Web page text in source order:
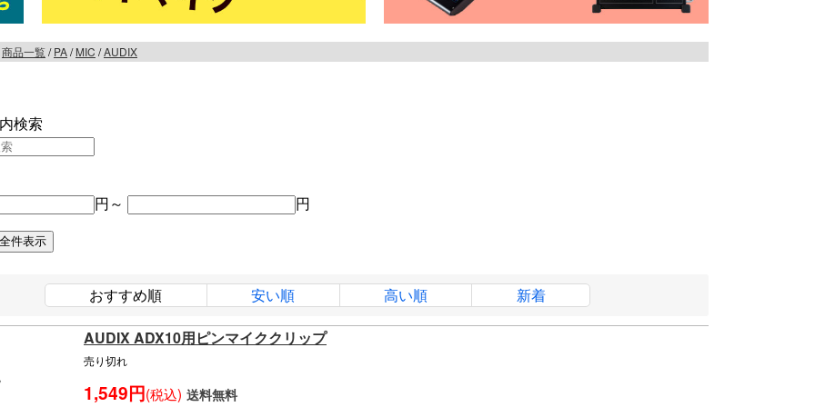
商品一覧/PA/MIC /AUDIX
検索
円～ 円
おすすめ順 安い順 高い順 新着
AUDIX ADX10用ピンマイククリップ
売り切れ
1,549円(税込) 送料無料